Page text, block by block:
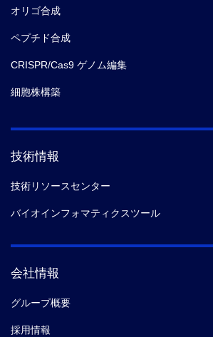
オリゴ合成
ペプチド合成
CRISPR/Cas9 ゲノム編集
細胞株構築
技術情報
技術リソースセンター
バイオインフォマティクスツール
会社情報
グループ概要
採用情報